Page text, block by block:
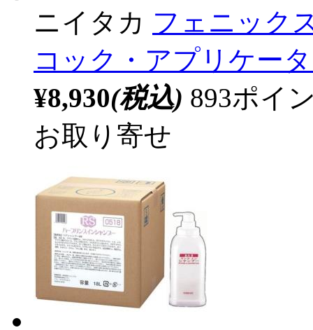
ニイタカ フェニック
コック・アプリケー
¥8,930(税込) 893ポイ
お取り寄せ